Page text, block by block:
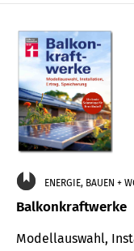
ENERGIE, BAUEN +
Balkonkraftwerke
Modellauswahl,